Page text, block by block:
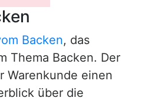
Backen, das
Thema Backen. Der
Warenkunde einen
über die